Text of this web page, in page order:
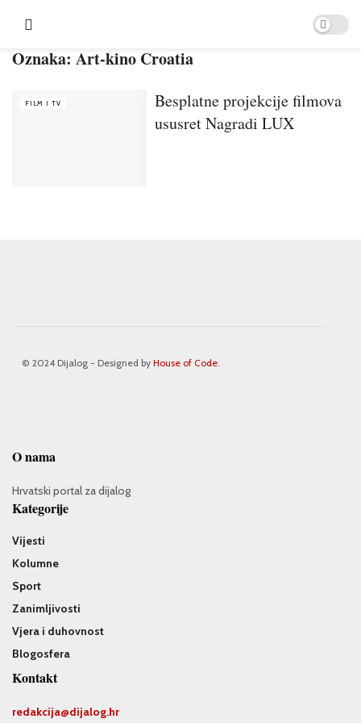
Oznaka: Art-kino Croatia
FILM I TV
Besplatne projekcije filmova
ususret Nagradi LUX
© 2024 Dijalog - Designed by House of Code.
O nama
Hrvatski portal za dijalog
Kategorije
Vijesti
Kolumne
Sport
Zanimljivosti
Vjera i duhovnost
Blogosfera
Kontakt
redakcija@dijalog.hr